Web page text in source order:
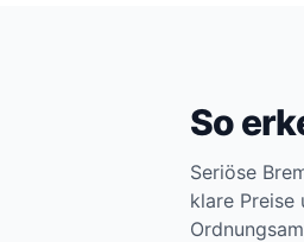
So
Seriöse
klare Preise